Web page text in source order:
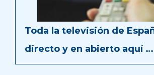
Toda la televisión de
directo y en abierto aquí …